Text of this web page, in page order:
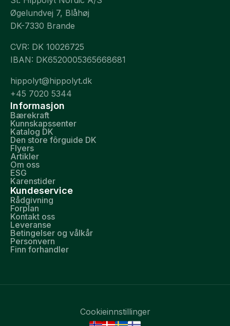
Øgelundvej 7, Blåhøj
DK-7330 Brande
CVR: DK 10026725
IBAN: DK6520005365668681
hippolyt@hippolyt.dk
+45 7020 5344
Informasjon
Bærekraft
Kunnskapssenter
Katalog DK
Den store fôrguide DK
Flyers
Artikler
Om oss
ESG
Karenstider
Kundeservice
Rådgivning
Forplan
Kontakt oss
Leveranse
Betingelser og vålkår
Personvern
Finn forhandler
Cookieinnstillinger